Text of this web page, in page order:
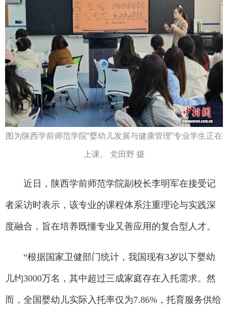
图为陕西学前师范学院“婴幼儿发展与健康管理”专业学生正在
上课。 党田野 摄
近日，陕西学前师范学院副校长李明军在接受记
者采访时表示，该专业的课程体系注重理论与实践深
度融合，旨在培养既懂专业又善应用的复合型人才。
“根据国家卫健部门统计，我国现有3岁以下婴幼
儿约3000万名，其中超过三成家庭存在入托需求。然
而，全国婴幼儿实际入托率仅为7.86%，托育服务供给